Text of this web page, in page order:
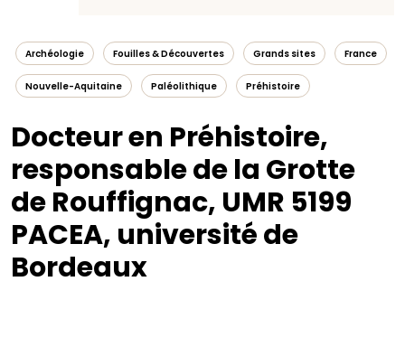
Archéologie Fouilles & Découvertes Grands sites France
Nouvelle-Aquitaine Paléolithique Préhistoire
Docteur en Préhistoire,
responsable de la Grotte
de Rouffignac, UMR 5199
PACEA, université de
Bordeaux